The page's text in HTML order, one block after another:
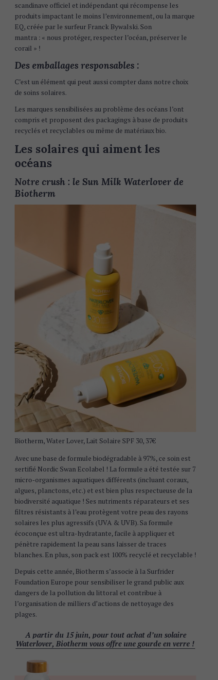
scandinave officiel et indépendant qui récompense les
produits impactant le moins l’environnement, ou la marque
EQ, créée par le surfeur Franck Bywalski. Son
mantra : « nous protéger, respecter l’océan, préserver le
corail » !
Des emballages responsables :
C’est un élément qui peut aussi compter dans notre choix
de soins solaires.
Les marques sensibilisées au problème des océans l’ont
compris et proposent des packagings à base de produits
recyclés et recyclables ou même de matériaux bio.
Les solaires qui aiment les
océans
Notre crush : le Sun Milk Waterlover de
Biotherm
Biotherm, Water Lover, Lait Solaire SPF 30, 37€
Avec une base de formule biodégradable à 97%, ce soin est
sertifié Nordic Swan Ecolabel ! La formule a été testée sur 7
micro-organismes aquatiques différents (incluant coraux,
algues, planctons, etc.) et est bien plus respectueuse de la
biodiversité aquatique ! Ses nutriments réparateurs et ses
filtres résistants à l’eau protègent votre peau des rayons
solaires les plus agressifs (UVA & UVB). Sa formule
écoconçue est ultra-hydratante, facile à appliquer et
pénètre rapidement la peau sans laisser de traces
blanches. En plus, son pack est 100% recyclé et recyclable !
Depuis cette année, Biotherm s’associe à la Surfrider
Foundation Europe pour sensibiliser le grand public aux
dangers de la pollution du littoral et contribue à
l’organisation de milliers d’actions de nettoyage des
plages.
A partir du 15 juin, pour tout achat d’un solaire
Waterlover, Biotherm vous offre une gourde en verre !